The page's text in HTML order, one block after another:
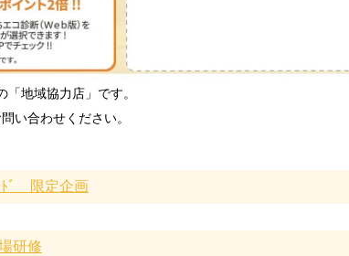
地域協力店」です。
い合わせください。
ﾄﾞ 限定企画
研修